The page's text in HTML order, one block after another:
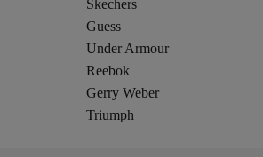
Skechers
Guess
Under Armour
Reebok
Gerry Weber
Triumph